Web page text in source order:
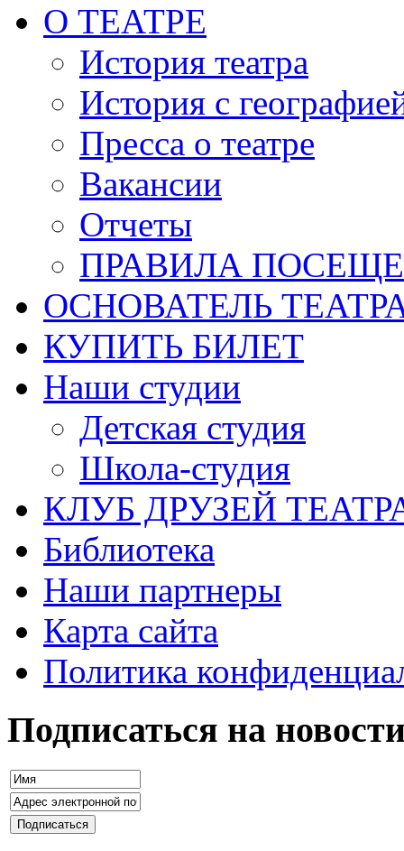
О ТЕАТРЕ
История театра
История с
Пресса о театре
Вакансии
Отчеты
ПРАВИЛА
ОСНОВАТЕЛЬ
КУПИТЬ БИЛЕТ
Наши студии
Детская студия
Школа-студия
КЛУБ ДРУЗЕЙ
Библиотека
Наши партнеры
Карта сайта
Политика
Подписаться на